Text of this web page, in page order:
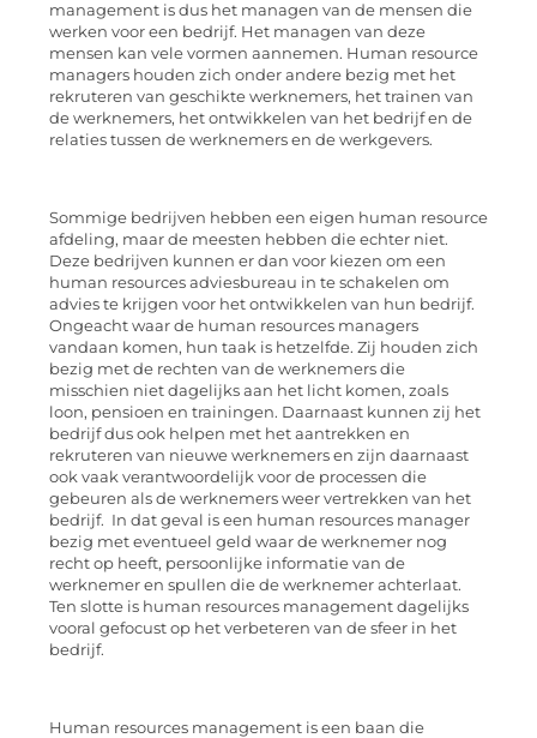
management is dus het managen van de mensen die
werken voor een bedrijf. Het managen van deze
mensen kan vele vormen aannemen. Human resource
managers houden zich onder andere bezig met het
rekruteren van geschikte werknemers, het trainen van
de werknemers, het ontwikkelen van het bedrijf en de
relaties tussen de werknemers en de werkgevers.
Sommige bedrijven hebben een eigen human resource
afdeling, maar de meesten hebben die echter niet.
Deze bedrijven kunnen er dan voor kiezen om een
human resources adviesbureau in te schakelen om
advies te krijgen voor het ontwikkelen van hun bedrijf.
Ongeacht waar de human resources managers
vandaan komen, hun taak is hetzelfde. Zij houden zich
bezig met de rechten van de werknemers die
misschien niet dagelijks aan het licht komen, zoals
loon, pensioen en trainingen. Daarnaast kunnen zij het
bedrijf dus ook helpen met het aantrekken en
rekruteren van nieuwe werknemers en zijn daarnaast
ook vaak verantwoordelijk voor de processen die
gebeuren als de werknemers weer vertrekken van het
bedrijf. In dat geval is een human resources manager
bezig met eventueel geld waar de werknemer nog
recht op heeft, persoonlijke informatie van de
werknemer en spullen die de werknemer achterlaat.
Ten slotte is human resources management dagelijks
vooral gefocust op het verbeteren van de sfeer in het
bedrijf.
Human resources management is een baan die